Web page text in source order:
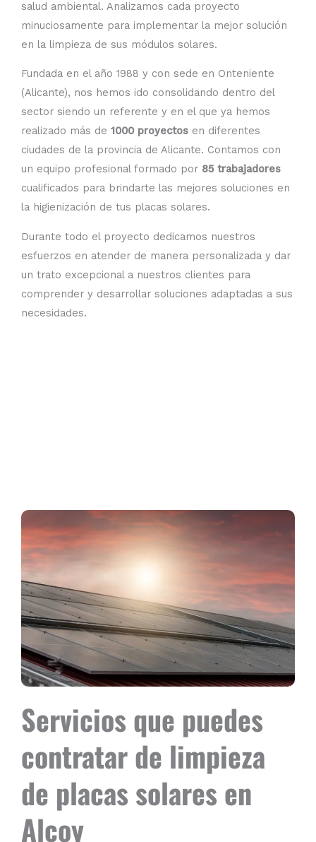
salud ambiental. Analizamos cada proyecto
minuciosamente para implementar la mejor solución
en la limpieza de sus módulos solares.
Fundada en el año 1988 y con sede en Onteniente
(Alicante), nos hemos ido consolidando dentro del
sector siendo un referente y en el que ya hemos
realizado más de 1000 proyectos en diferentes
ciudades de la provincia de Alicante. Contamos con
un equipo profesional formado por 85 trabajadores
cualificados para brindarte las mejores soluciones en
la higienización de tus placas solares.
Durante todo el proyecto dedicamos nuestros
esfuerzos en atender de manera personalizada y dar
un trato excepcional a nuestros clientes para
comprender y desarrollar soluciones adaptadas a sus
necesidades.
Servicios que puedes
contratar de limpieza
de placas solares en
Alcoy